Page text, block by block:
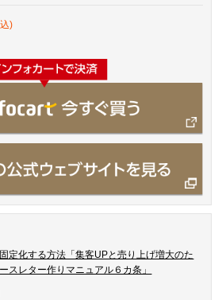
)
定化する方法「集客UPと売り上げ増大のた
スレター作りマニュアル６カ条」